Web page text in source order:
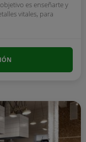
es enseñarte y
vitales, para